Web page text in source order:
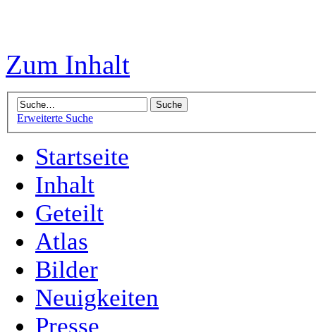
Zum Inhalt
Erweiterte Suche
Startseite
Inhalt
Geteilt
Atlas
Bilder
Neuigkeiten
Presse